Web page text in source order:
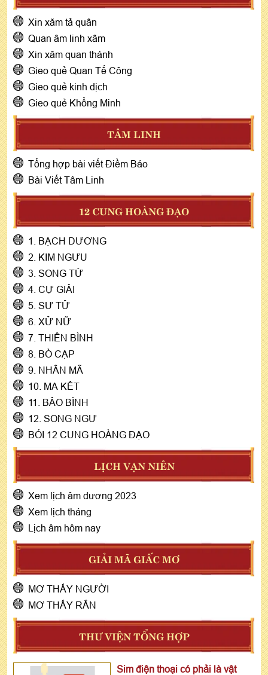
Xin xăm tả quân
Quan âm linh xâm
Xin xăm quan thánh
Gieo quẻ Quan Tế Công
Gieo quẻ kinh dịch
Gieo quẻ Khổng Minh
TÂM LINH
Tổng hợp bài viết Điềm Báo
Bài Viết Tâm Linh
12 CUNG HOÀNG ĐẠO
1. BẠCH DƯƠNG
2. KIM NGƯU
3. SONG TỬ
4. CỰ GIẢI
5. SƯ TỬ
6. XỬ NỮ
7. THIÊN BÌNH
8. BÒ CẠP
9. NHÂN MÃ
10. MA KẾT
11. BẢO BÌNH
12. SONG NGƯ
BÓI 12 CUNG HOÀNG ĐẠO
LỊCH VẠN NIÊN
Xem lịch âm dương 2023
Xem lịch tháng
Lịch âm hôm nay
GIẢI MÃ GIẤC MƠ
MƠ THẤY NGƯỜI
MƠ THẤY RẮN
THƯ VIỆN TỔNG HỢP
Sim điện thoại có phải là vật